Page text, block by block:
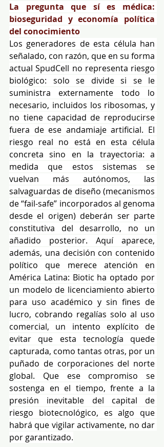
La pregunta que sí es médica:
bioseguridad y economía política
del conocimiento
Los generadores de esta célula han
señalado, con razón, que en su forma
actual SpudCell no representa riesgo
biológico: solo se divide si se le
suministra externamente todo lo
necesario, incluidos los ribosomas, y
no tiene capacidad de reproducirse
fuera de ese andamiaje artificial. El
riesgo real no está en esta célula
concreta sino en la trayectoria: a
medida que estos sistemas se
vuelvan más autónomos, las
salvaguardas de diseño (mecanismos
de “fail-safe” incorporados al genoma
desde el origen) deberán ser parte
constitutiva del desarrollo, no un
añadido posterior. Aquí aparece,
además, una decisión con contenido
político que merece atención en
América Latina: Biotic ha optado por
un modelo de licenciamiento abierto
para uso académico y sin fines de
lucro, cobrando regalías solo al uso
comercial, un intento explícito de
evitar que esta tecnología quede
capturada, como tantas otras, por un
puñado de corporaciones del norte
global. Que ese compromiso se
sostenga en el tiempo, frente a la
presión inevitable del capital de
riesgo biotecnológico, es algo que
habrá que vigilar activamente, no dar
por garantizado.